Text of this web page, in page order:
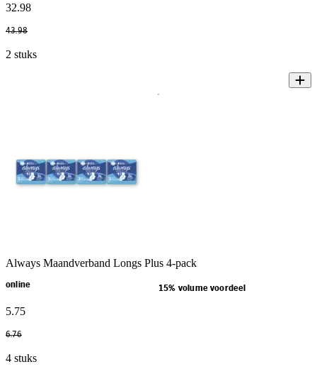
32.98
43.98
2 stuks
Always Maandverband Longs Plus 4-pack
online 15% volume voordeel
5.75
6.76
4 stuks